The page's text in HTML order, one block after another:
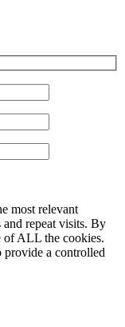
most relevant
and repeat visits. By
of ALL the cookies.
a controlled